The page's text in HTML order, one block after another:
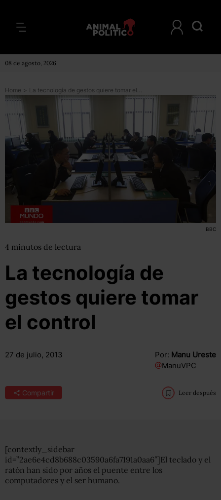
08 de agosto, 2026
Home > La tecnología de gestos quiere tomar el control
BBC
4 minutos de lectura
La tecnología de
gestos quiere tomar
el control
27 de julio, 2013 Por: Manu Ureste
@ManuVPC
Compartir Leer después
[contextly_sidebar
id=”2ae6e4cd8b688c03590a6fa7191a0aa6″]El teclado y el
ratón han sido por años el puente entre los
computadores y el ser humano.